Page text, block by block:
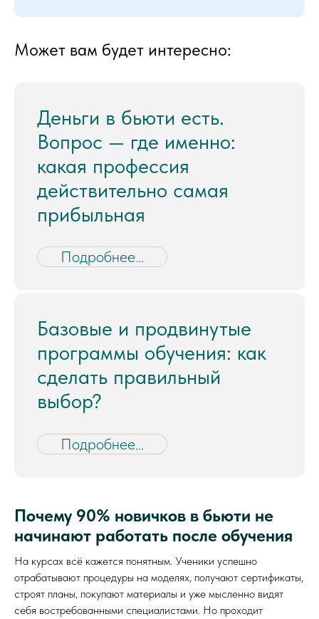
Может вам будет интересно:
Деньги в бьюти есть.
Вопрос — где именно:
какая профессия
действительно самая
прибыльная
Подробнее...
Базовые и продвинутые
программы обучения: как
сделать правильный
выбор?
Подробнее...
Почему 90% новичков в бьюти не
начинают работать после обучения
На курсах всё кажется понятным. Ученики успешно
отрабатывают процедуры на моделях, получают сертификаты,
строят планы, покупают материалы и уже мысленно видят
себя востребованными специалистами. Но проходит